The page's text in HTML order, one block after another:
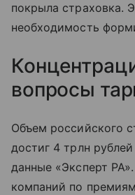
покрыла страховка.
необходимость
вопросы
Объем российского
достиг 4 трлн
данные «Эксперт
компаний по